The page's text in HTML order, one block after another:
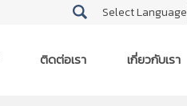
Select Language
ติดต่อเรา เกี่ยวกับเรา